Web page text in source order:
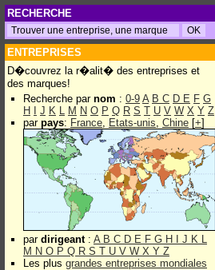
RECHERCHE
ENTREPRISES
D�couvrez la r�alit� des entreprises et
des marques!
Recherche par nom : 0-9 A B C D E F G
H
J K L M N O P Q R S T U V W X Y Z
par pays: France, Etats-unis, Chine [+]
par dirigeant: A B C D E F G H J K L
M N O P Q R S T U V W X Y Z
Les plus grandes entreprises mondiales